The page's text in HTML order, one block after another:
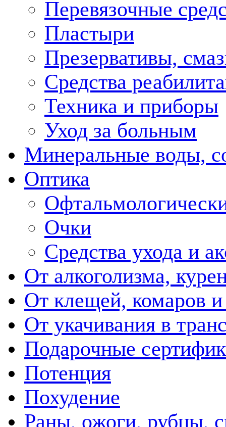
Перевязочные
Пластыри
Презервативы,
Средства
Техника и приборы
Уход за больным
Минеральные воды,
Оптика
Очки
Средства ухода и
От алкоголизма,
От клещей, комаров
От укачивания в
Подарочные
Потенция
Похудение
Раны, ожоги, рубцы,